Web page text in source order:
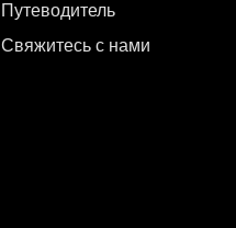
Путеводитель
Свяжитесь с нами